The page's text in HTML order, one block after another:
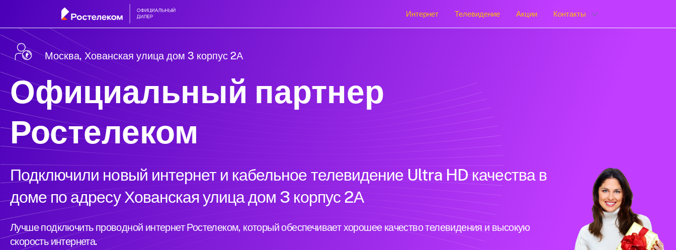
Интернет Телевидение Акции Контакты
Москва, Хованская улица дом 3 корпус 2А
Официальный партнер
Ростелеком
Подключили новый интернет и кабельное телевидение Ultra HD качества в
доме по адресу Хованская улица дом 3 корпус 2А
Лучше подключить проводной интернет Ростелеком, который обеспечивает хорошее качество телевидения и высокую
скорость интернета.